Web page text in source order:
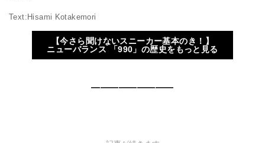
Text:Hisami Kotakemori
【今さら聞けないスニーカー基本のき！】
ニューバランス 「990」の歴史をもっと見る
—————————